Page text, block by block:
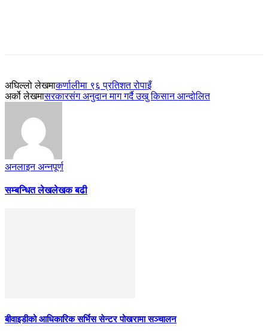
अघिल्लो लेखमाकर्णालीमा ९६ प्रतिशत रोपाइँ
अर्को लेखमासरकारसंग अनुदान माग गर्दै उखु किसान आन्दोलित
अनलाइन अन्नपूर्ण
सम्बन्धित लेखलेखक बढी
बीवाइडीको आधिकारिक सर्भिस सेन्टर पोखरामा सञ्चालन